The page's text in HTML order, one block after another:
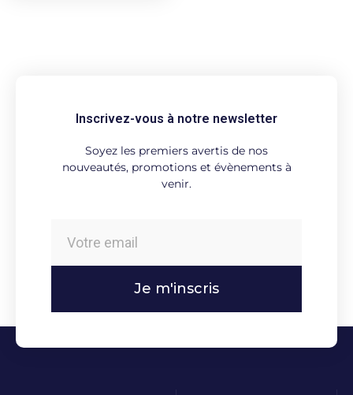
Inscrivez-vous à notre newsletter
Soyez les premiers avertis de nos
nouveautés, promotions et évènements à
venir.
Je m'inscris